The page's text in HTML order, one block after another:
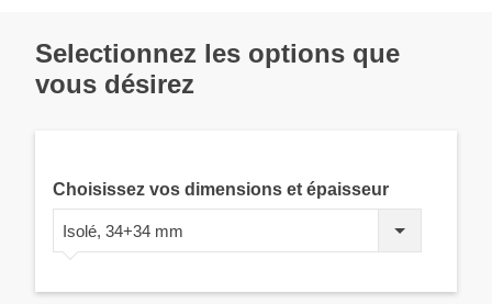
Selectionnez les options que
vous désirez
Choisissez vos dimensions et épaisseur
Isolé, 34+34 mm